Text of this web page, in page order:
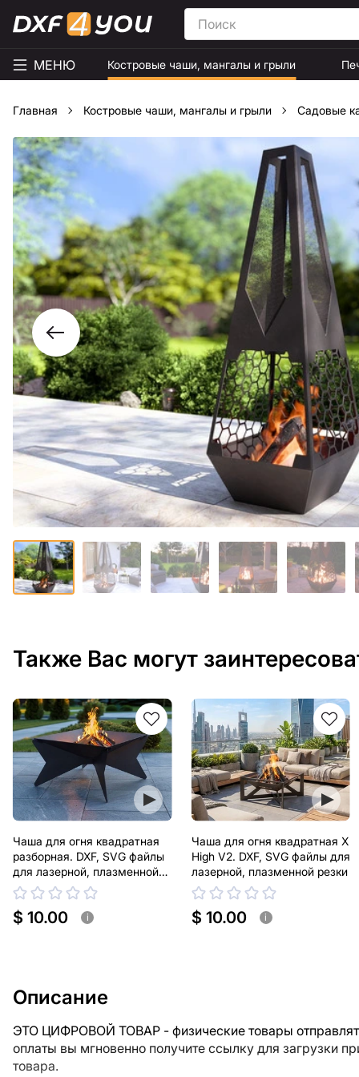
МЕНЮ Костровые чаши, мангалы и грыли
Главная Костровые чаши, мангалы и грыли Садовые
Также Вас могут
Чаша для огня квадратная
разборная. DXF, SVG файлы
для лазерной, плазменной
резки
$ 10.00 i
Чаша для огня квадратная X
High V2. DXF, SVG файлы для
лазерной, плазменной резки
$ 10.00 i
Описание
ЭТО ЦИФРОВОЙ ТОВАР - физические товары
оплаты вы мгновенно получите ссылку для загрузки
товара.